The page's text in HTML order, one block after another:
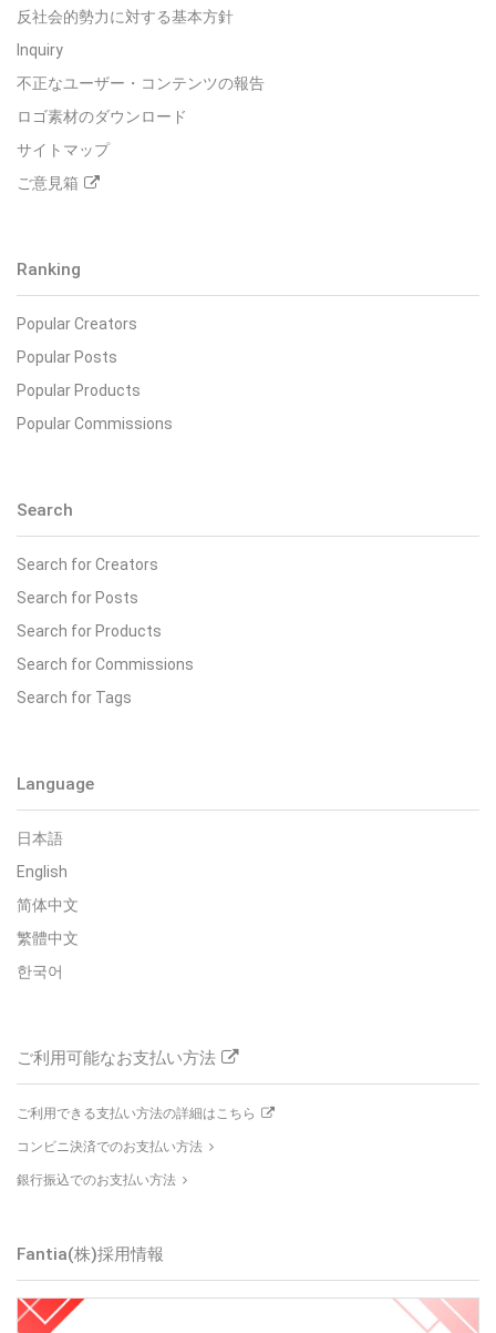
反社会的勢力に対する基本方針
Inquiry
不正なユーザー・コンテンツの報告
ロゴ素材のダウンロード
サイトマップ
ご意見箱
Ranking
Popular Creators
Popular Posts
Popular Products
Popular Commissions
Search
Search for Creators
Search for Posts
Search for Products
Search for Commissions
Search for Tags
Language
日本語
English
简体中文
繁體中文
한국어
ご利用可能なお支払い方法
ご利用できる支払い方法の詳細はこちら
コンビニ決済でのお支払い方法
銀行振込でのお支払い方法
Fantia(株)採用情報